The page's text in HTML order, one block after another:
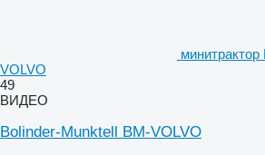
VOLVO
49
ВИДЕО
Bolinder-Munktell BM-VOLVO